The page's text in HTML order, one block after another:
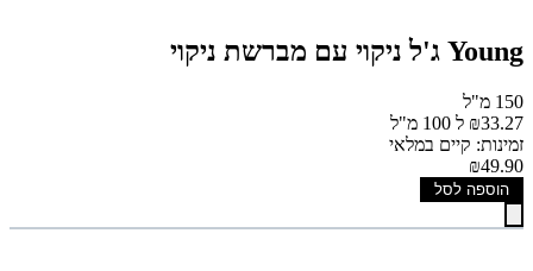
Young ג'ל ניקוי עם מברשת ניקוי
150 מ"ל
₪33.27 ל 100 מ"ל
זמינות: קיים במלאי
₪49.90
הוספה לסל